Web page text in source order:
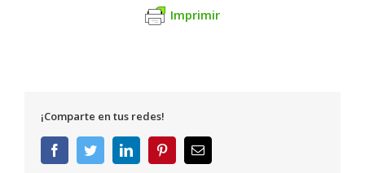
Imprimir
¡Comparte en tus redes!
FacebookTwitterLinkedInPinterestCorreo
electrónico